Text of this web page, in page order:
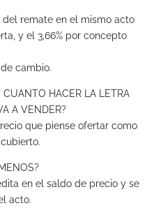
del remate en el mismo acto
y el 3,66% por concepto
cambio.
CUANTO HACER LA LETRA
A VENDER?
que piense ofertar como
en el saldo de precio y se
acto.